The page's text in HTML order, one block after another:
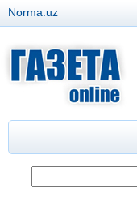
Norma.uz